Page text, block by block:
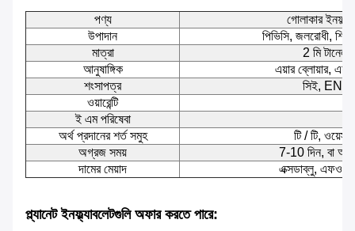
পণ্য
গোলাকার
উপাদান
পিভিসি, জলরোধী,
মাত্রা
2 মি টানেল
আনুষাঙ্গিক
এয়ার ব্লোয়ার,
শংসাপত্র
সিই,
ওয়ারেন্টি
ই এম পরিষেবা
অর্থ প্রদানের শর্ত সমুহ
টি / টি,
অগ্রজ সময়
7-10 দিন, বা
দামের মেয়াদ
এক্সডাব্লু,
প্ল্যানেট ইনফ্ল্যাবলেটগুলি অফার করতে পারে: